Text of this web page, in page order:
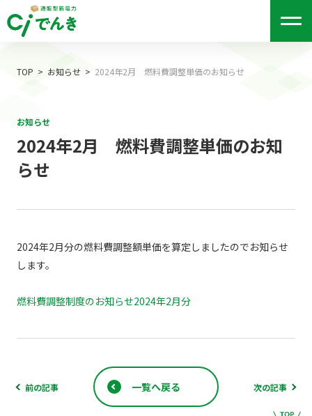
me
nu
TOP お知らせ 2024年2月 燃料費調整単価のお知らせ
お知らせ
2024年2月 燃料費調整単価のお知
らせ
2024年2月分の燃料費調整額単価を算定しましたのでお知らせ
します。
燃料費調整制度のお知らせ2024年2月分
前の記事 一覧へ戻る 次の記事